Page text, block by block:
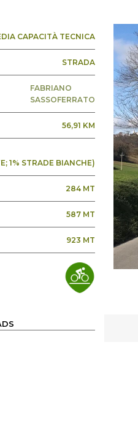
CAPACITÀ TECNICA
STRADA
FABRIANO
SASSOFERRATO
56,91 KM
1% STRADE BIANCHE)
284 MT
587 MT
923 MT